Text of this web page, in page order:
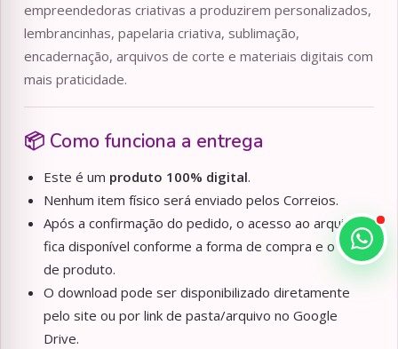
empreendedoras criativas a produzirem personalizados,
lembrancinhas, papelaria criativa, sublimação,
encadernação, arquivos de corte e materiais digitais com
mais praticidade.
📦 Como funciona a entrega
Este é um produto 100% digital.
Nenhum item físico será enviado pelos Correios.
Após a confirmação do pedido, o acesso ao arquivo
fica disponível conforme a forma de compra e o tipo
de produto.
O download pode ser disponibilizado diretamente
pelo site ou por link de pasta/arquivo no Google
Drive.